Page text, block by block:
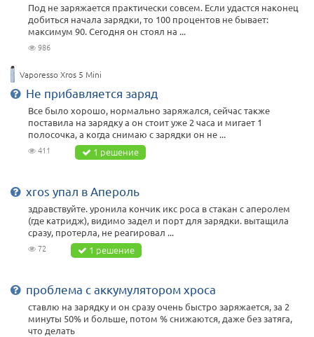
Под не заряжается практически совсем. Если удастся наконец
добиться начала зарядки, то 100 процентов не бывает:
максимум 90. Сегодня он стоял на ...
986
Vaporesso Xros 5 Mini
Не прибавляется заряд
Все было хорошо, нормально заряжался, сейчас также
поставила на зарядку а он стоит уже 2 часа и мигает 1
полосочка, а когда снимаю с зарядки он не ...
411 1 решение
xros упал в Апероль
здравствуйте. уронила кончик икс роса в стакан с аперолем
(где катридж), видимо задел и порт для зарядки. вытащила
сразу, протерла, не реагировал ...
72 1 решение
проблема с аккумулятором хроса
ставлю на зарядку и он сразу очень быстро заряжается, за 2
минуты 50% и больше, потом % снижаются, даже без затяга,
что делать